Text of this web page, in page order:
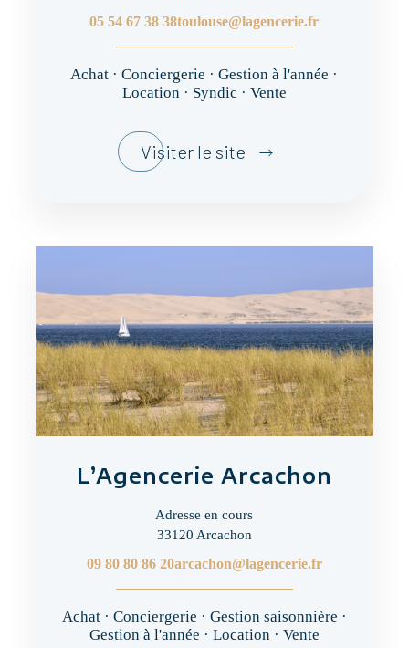
05 54 67 38 38toulouse@lagencerie.fr
Achat · Conciergerie · Gestion à l'année ·
Location · Syndic · Vente
Visiter le site
L’Agencerie Arcachon
Adresse en cours
33120 Arcachon
09 80 80 86 20arcachon@lagencerie.fr
Achat · Conciergerie · Gestion saisonnière ·
Gestion à l'année · Location · Vente